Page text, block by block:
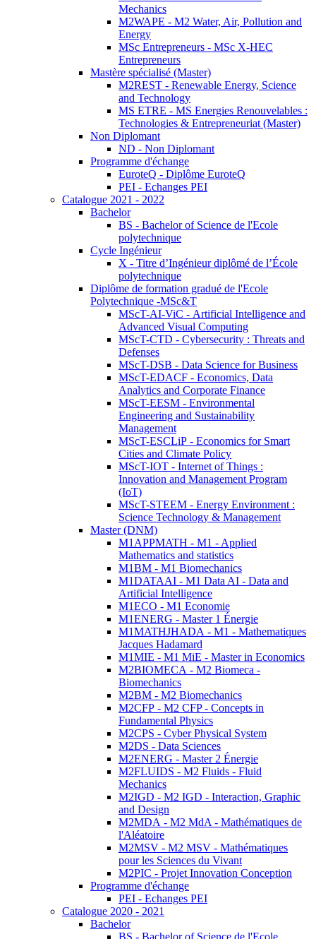
Mechanics
M2WAPE - M2 Water, Air, Pollution and
Energy
MSc Entrepreneurs - MSc X-HEC
Entrepreneurs
Mastère spécialisé (Master)
M2REST - Renewable Energy, Science
and Technology
MS ETRE - MS Energies Renouvelables :
Technologies & Entrepreneuriat (Master)
Non Diplomant
ND - Non Diplomant
Programme d'échange
EuroteQ - Diplôme EuroteQ
PEI - Echanges PEI
Catalogue 2021 - 2022
Bachelor
BS - Bachelor of Science de l'Ecole
polytechnique
Cycle Ingénieur
X - Titre d’Ingénieur diplômé de l’École
polytechnique
Diplôme de formation gradué de l'Ecole
Polytechnique -MSc&T
MScT-AI-ViC - Artificial Intelligence and
Advanced Visual Computing
MScT-CTD - Cybersecurity : Threats and
Defenses
MScT-DSB - Data Science for Business
MScT-EDACF - Economics, Data
Analytics and Corporate Finance
MScT-EESM - Environmental
Engineering and Sustainability
Management
MScT-ESCLiP - Economics for Smart
Cities and Climate Policy
MScT-IOT - Internet of Things :
Innovation and Management Program
(IoT)
MScT-STEEM - Energy Environment :
Science Technology & Management
Master (DNM)
M1APPMATH - M1 - Applied
Mathematics and statistics
M1BM - M1 Biomechanics
M1DATAAI - M1 Data AI - Data and
Artificial Intelligence
M1ECO - M1 Economie
M1ENERG - Master 1 Énergie
M1MATHJHADA - M1 - Mathematiques
Jacques Hadamard
M1MIE - M1 MiE - Master in Economics
M2BIOMECA - M2 Biomeca -
Biomechanics
M2BM - M2 Biomechanics
M2CFP - M2 CFP - Concepts in
Fundamental Physics
M2CPS - Cyber Physical System
M2DS - Data Sciences
M2ENERG - Master 2 Énergie
M2FLUIDS - M2 Fluids - Fluid
Mechanics
M2IGD - M2 IGD - Interaction, Graphic
and Design
M2MDA - M2 MdA - Mathématiques de
l'Aléatoire
M2MSV - M2 MSV - Mathématiques
pour les Sciences du Vivant
M2PIC - Projet Innovation Conception
Programme d'échange
PEI - Echanges PEI
Catalogue 2020 - 2021
Bachelor
BS - Bachelor of Science de l'Ecole